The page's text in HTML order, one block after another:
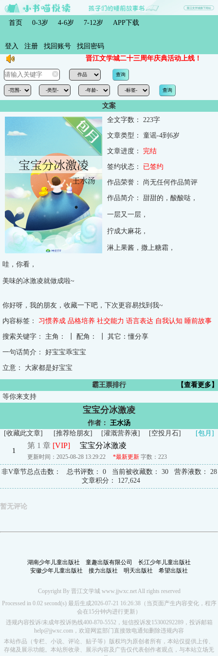
首页 0-3岁 4-6岁 7-12岁 APP下载
登入 注册 找回账号
找回密码
晋江文学城二十三周年庆典活动上线！
文案
全文字数：
223字
文章类型： 童谣-4到6岁
文章进度： 完结
签约状态： 已签约
作品荣誉： 尚无任何作品简评
作品简介： 甜甜的，酸酸哒，
一层又一层，
拧成大麻花，
淋上果酱，撒上糖霜，
哇，你看，
美味的冰激凌就做成啦~
你好呀，我的朋友，收藏一下吧，下次更容易找到我~
内容标签： 习惯养成 品格培养 社交能力 语言表达 自我认知 睡前故事
搜索关键字： 主角： ┃ 配角： ┃ 其它：懂分享
一句话简介： 好宝宝乖宝宝
立意： 大家都是好宝宝
霸王票排行
【查看更多】
等你来支持
宝宝分冰激凌
作者： 王水汤
[收藏此文章] [推荐给朋友] [灌溉营养液] [空投月石] [包月]
1
第 1 章 [VIP] 宝宝分冰激凌
更新时间：2025-08-28 13:29:22 *最新更新 字数：223
非V章节总点击数： 总书评数： 0当前被收藏数： 30营养液数： 28
文章积分： 127,624
暂无评论
湖南少年儿童出版社 童趣出版有限公司
长江少年儿童出版社
安徽少年儿童出版社
接力出版社 明天出版社 希望出版社
Copyright By 晋江文学城 www.jjwxc.net All rights reserved
Processed in 0.02 second(s) 最后生成2026-07-21 16:26:38（当页面产生内容变化，程序
会在15分钟内进行更新）
违规内容投诉/未成年投诉热线400-870-5552，短信投诉发15300292289，投诉邮箱
help@jjwxc.com，欢迎网监部门直接致电通知删除违规内容
本站作品（专栏、小说、评论、贴子等）版权均为原创者所有，本站仅提供上传、
存储及展示功能。本站所收录、展示内容及广告仅代表创作者观点，与本站立场无